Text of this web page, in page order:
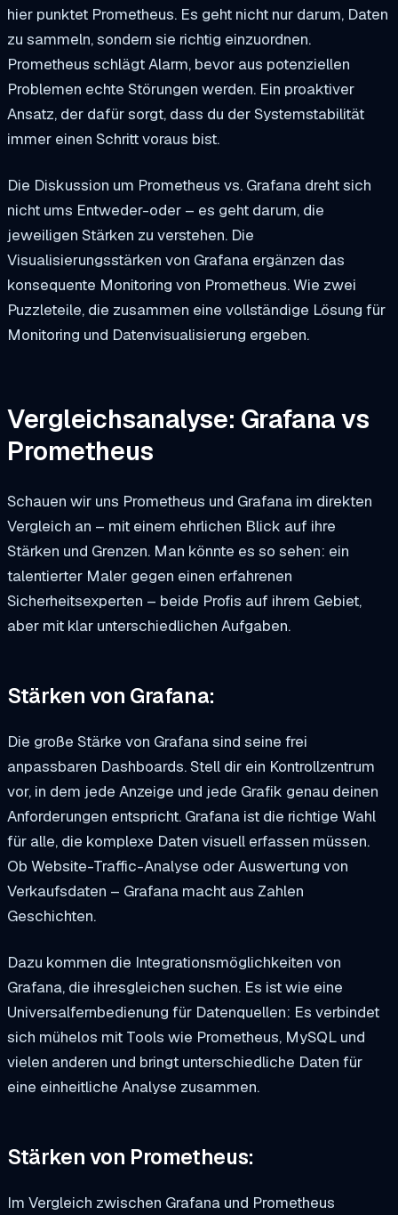
hier punktet Prometheus. Es geht nicht nur darum, Daten
zu sammeln, sondern sie richtig einzuordnen.
Prometheus schlägt Alarm, bevor aus potenziellen
Problemen echte Störungen werden. Ein proaktiver
Ansatz, der dafür sorgt, dass du der Systemstabilität
immer einen Schritt voraus bist.
Die Diskussion um Prometheus vs. Grafana dreht sich
nicht ums Entweder-oder – es geht darum, die
jeweiligen Stärken zu verstehen. Die
Visualisierungsstärken von Grafana ergänzen das
konsequente Monitoring von Prometheus. Wie zwei
Puzzleteile, die zusammen eine vollständige Lösung für
Monitoring und Datenvisualisierung ergeben.
Vergleichsanalyse: Grafana vs
Prometheus
Schauen wir uns Prometheus und Grafana im direkten
Vergleich an – mit einem ehrlichen Blick auf ihre
Stärken und Grenzen. Man könnte es so sehen: ein
talentierter Maler gegen einen erfahrenen
Sicherheitsexperten – beide Profis auf ihrem Gebiet,
aber mit klar unterschiedlichen Aufgaben.
Stärken von Grafana:
Die große Stärke von Grafana sind seine frei
anpassbaren Dashboards. Stell dir ein Kontrollzentrum
vor, in dem jede Anzeige und jede Grafik genau deinen
Anforderungen entspricht. Grafana ist die richtige Wahl
für alle, die komplexe Daten visuell erfassen müssen.
Ob Website-Traffic-Analyse oder Auswertung von
Verkaufsdaten – Grafana macht aus Zahlen
Geschichten.
Dazu kommen die Integrationsmöglichkeiten von
Grafana, die ihresgleichen suchen. Es ist wie eine
Universalfernbedienung für Datenquellen: Es verbindet
sich mühelos mit Tools wie Prometheus, MySQL und
vielen anderen und bringt unterschiedliche Daten für
eine einheitliche Analyse zusammen.
Stärken von Prometheus:
Im Vergleich zwischen Grafana und Prometheus